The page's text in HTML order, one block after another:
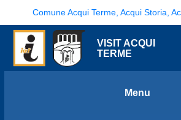
Comune Acqui Terme, Acqui Storia,
VISIT ACQUI
TERME
Menu